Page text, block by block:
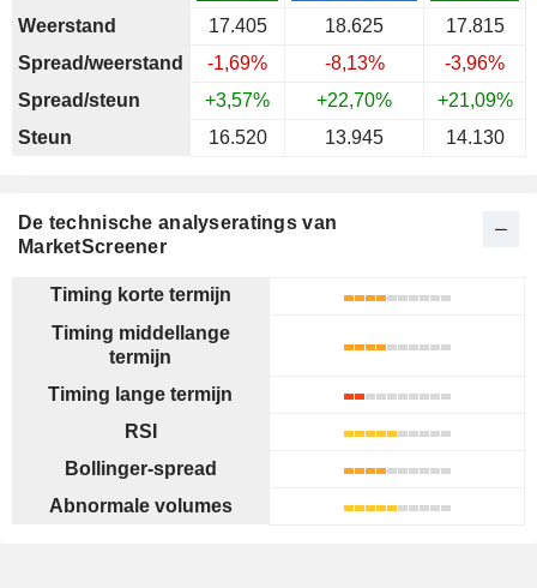
Weerstand
17.405 18.625
17.815
Spread/weerstand
-1,69% -8,13%
-3,96%
Spread/steun
+3,57% +22,70%
+21,09%
Steun
16.520 13.945 14.130
De technische analyseratings van
MarketScreener
Timing korte termijn
Timing middellange
termijn
Timing lange termijn
RSI
Bollinger-spread
Abnormale volumes